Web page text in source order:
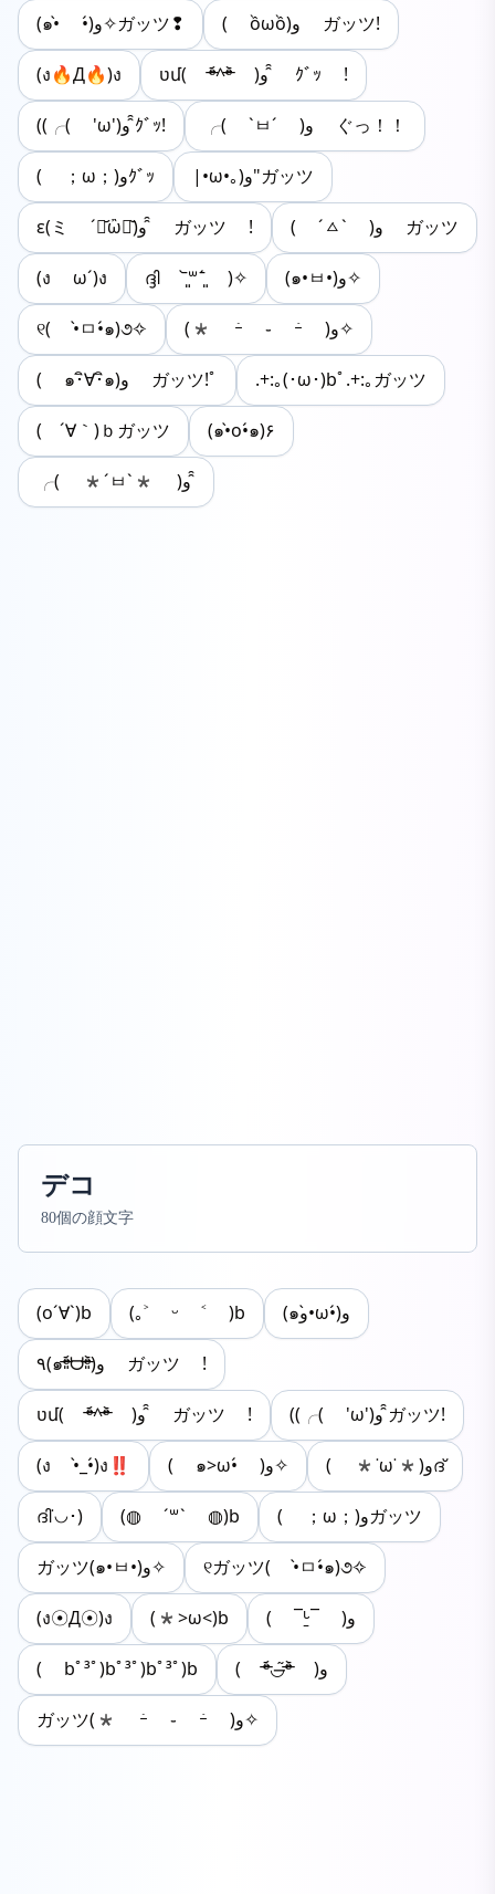
(๑•̀ •́)و✧ガッツ❢ ( ồωồ)و ガッツ!
(ง🔥Д🔥)ง ʋմ( ᵒ̴̶̷᷄^ᵒ̴̶̷᷅ )و ̑̑ ｸﾞｯ !
((╭( 'ω')و ̑̑ｸﾞｯ! ╭( `ㅂ´ )و ぐっ！！
( ；ω；)وｸﾞｯ |•ω•｡)و"ガッツ
ε(ミ ´･᷄ὢ･᷅)و ̑̑ ガッツ ! ( ˊㅿˋ )و ガッツ
(ง ω´)ง ദ്ദി ˉ͈̀꒳ˉ͈́ )✧ (๑•ㅂ•)و✧
୧( •̀ㅁ•́๑)૭✧ (* ｰ̀ ֊ ｰ́ )و✧
( ๑･ิ∀･ิ๑)و ガッツ!ﾟ .+:｡(･ω･)bﾟ.+:｡ガッツ
( ´∀｀)ｂガッツ (๑•̀o•́๑)۶
╭( *´ㅂ`* )و ̑̑
デコ
80個の顔文字
(o´∀`)b (｡˃ ᵕ ˂ )b (๑و•̀ω•́)و
٩(๑ᵒ̴̶̷͈᷄ᗨᵒ̴̶̷͈᷅)و ガッツ !
ʋմ( ᵒ̴̶̷᷄^ᵒ̴̶̷᷅ )و ̑̑ ガッツ ! ((╭( 'ω')و ̑̑ガッツ!
(ง •̀_•́)ง‼ ( ๑>ω•́ )ﻭ✧ ( *˙ω˙*)وദ്
ദി˙◡･) (◍ ´꒳` ◍)b ( ；ω；)وガッツ
ガッツ(๑•ㅂ•)و✧ ୧ガッツ( •̀ㅁ•́๑)૭✧
(ง☉Д☉)ง (*>ω<)b ( ¯ᒡ̱¯ )و
( bﾟ³ﾟ)bﾟ³ﾟ)bﾟ³ﾟ)b ( ᵒ̴̶̷᷄◡̶͂ᵒ̴̶̷᷅ )و
ガッツ(* ｰ̀ ֊ ｰ́ )و✧